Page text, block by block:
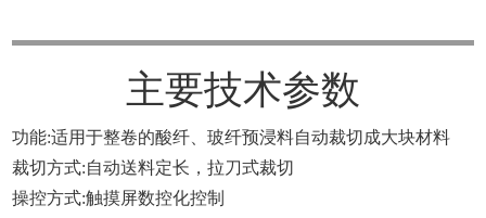
主要技术参数
功能:适用于整卷的酸纤、玻纤预浸料自动裁切成大块材料
裁切方式:自动送料定长，拉刀式裁切
操控方式:触摸屏数控化控制